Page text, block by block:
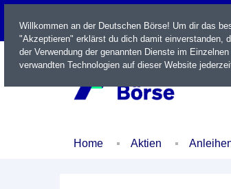
LIVE
Home Aktien
Willkommen an der Deutschen Börse! Um dir das
"Akzeptieren" erklärst du dich damit einverstanden,
der Verwendung der genannten Dienste im
verwandten Technologien auf dieser Website